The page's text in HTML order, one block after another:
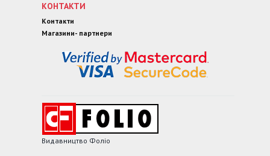
КОНТАКТИ
Контакти
Магазини- партнери
Видавництво Фоліо